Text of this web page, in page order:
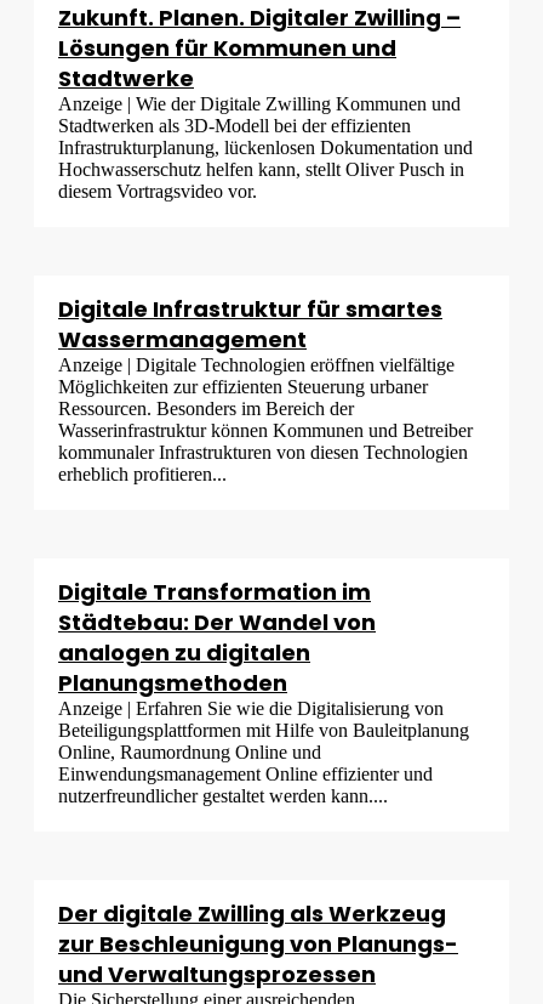
Zukunft. Planen. Digitaler Zwilling –
Lösungen für Kommunen und
Stadtwerke
Anzeige | Wie der Digitale Zwilling Kommunen und
Stadtwerken als 3D-Modell bei der effizienten
Infrastrukturplanung, lückenlosen Dokumentation und
Hochwasserschutz helfen kann, stellt Oliver Pusch in
diesem Vortragsvideo vor.
Digitale Infrastruktur für smartes
Wassermanagement
Anzeige | Digitale Technologien eröffnen vielfältige
Möglichkeiten zur effizienten Steuerung urbaner
Ressourcen. Besonders im Bereich der
Wasserinfrastruktur können Kommunen und Betreiber
kommunaler Infrastrukturen von diesen Technologien
erheblich profitieren...
Digitale Transformation im
Städtebau: Der Wandel von
analogen zu digitalen
Planungsmethoden
Anzeige | Erfahren Sie wie die Digitalisierung von
Beteiligungsplattformen mit Hilfe von Bauleitplanung
Online, Raumordnung Online und
Einwendungsmanagement Online effizienter und
nutzerfreundlicher gestaltet werden kann....
Der digitale Zwilling als Werkzeug
zur Beschleunigung von Planungs-
und Verwaltungsprozessen
Die Sicherstellung einer ausreichenden